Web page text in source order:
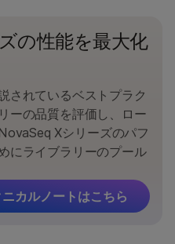
の性能を最大化
されているベストプラク
ーの品質を評価し、ロー
Xシリーズのパフ
にライブラリーのプール
カルノートはこちら